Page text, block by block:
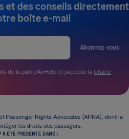
et des conseils directement
boîte e-mail
Abonnez-vous
de la part d’AirHelp et j’accepte la Charte
Passenger Rights Advocates (APRA), dont la
les droits des passagers.
A ÉTÉ PRÉSENTÉ DANS :